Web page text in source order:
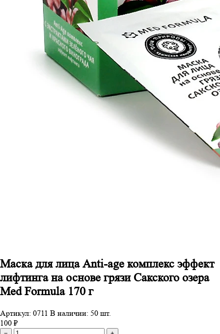
Маска для лица Anti-age комплекс эффект
лифтинга на основе грязи Сакского озера
Med Formula 170 г
Артикул: 0711 В наличии: 50 шт.
100 ₽